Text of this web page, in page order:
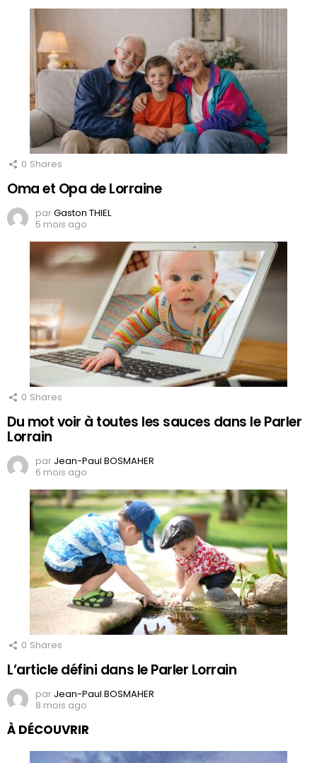
0 Shares
Oma et Opa de Lorraine
parGaston THIEL
5 mois ago
0 Shares
Du mot voir à toutes les sauces dans le Parler
Lorrain
par Jean-Paul BOSMAHER
6 mois ago
0 Shares
L’article défini dans le Parler Lorrain
par Jean-Paul BOSMAHER
8 mois ago
À DÉCOUVRIR